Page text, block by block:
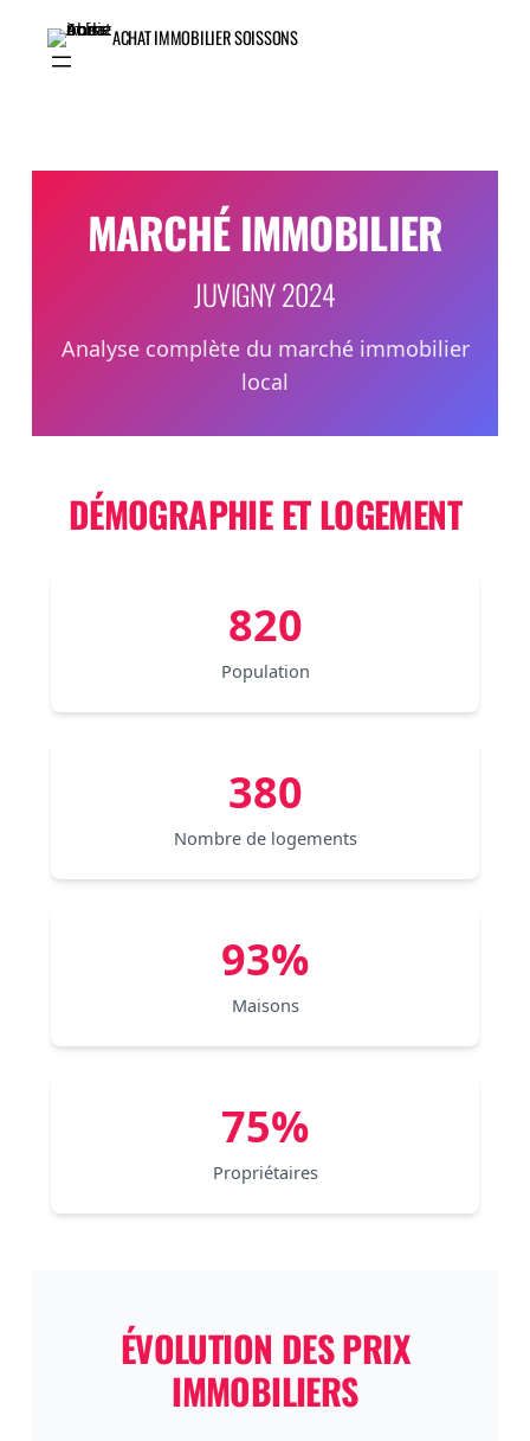
contenu
ACHAT IMMOBILIER SOISSONS
MARCHÉ IMMOBILIER
JUVIGNY 2024
Analyse complète du marché immobilier
local
DÉMOGRAPHIE ET LOGEMENT
820
Population
380
Nombre de logements
93%
Maisons
75%
Propriétaires
ÉVOLUTION DES PRIX
IMMOBILIERS